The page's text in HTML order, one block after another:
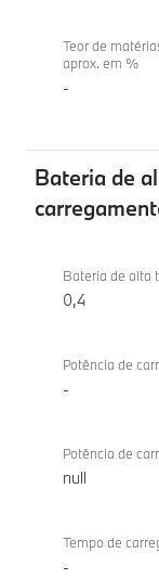
Teor de
aprox. em %
-
Bateria de
M340d
xDrive
Bateria de alta
0,4
Potência de
-
Potência de
null
Tempo de
-